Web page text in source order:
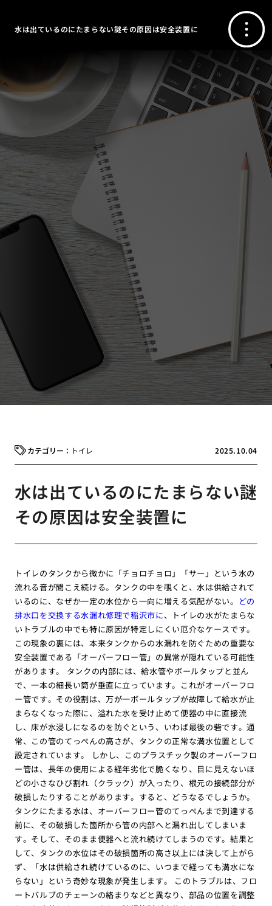
水は出ているのにたまらない謎その原因は安全装置に
2025.10.04
トイレ
水は出ているのにたまらない謎
その原因は安全装置に
トイレのタンクから微かに「チョロチョロ」「サー」という水の
流れる音が聞こえ続ける。タンクの中を覗くと、水は供給されて
いるのに、なぜか一定の水位から一向に増える気配がない。 どの
排水口を交換する水漏れ修理で稲沢市に、トイレの水がたまらな
いトラブルの中でも特に原因が特定しにくい厄介なケースです。
この現象の裏には、本来タンクからの水漏れを防ぐための重要な
安全装置である「オーバーフロー管」の異常が隠れている可能性
があります。 タンクの内部には、給水管やボールタップと並ん
で、一本の細長い筒が垂直に立っています。これがオーバーフロ
ー管です。その役割は、万が一ボールタップが故障して給水が止
まらなくなった際に、溢れた水を受け止めて便器の中に直接流
し、床が水浸しになるのを防ぐという、いわば最後の砦です。通
常、この管のてっぺんの高さが、タンクの正常な満水位置として
設定されています。 しかし、このプラスチック製のオーバーフロ
ー管は、長年の使用による経年劣化で脆くなり、目に見えないほ
どの小さなひび割れ（クラック）が入ったり、根元の接続部分が
破損したりすることがあります。すると、どうなるでしょうか。
タンクにたまる水は、オーバーフロー管のてっぺんまで到達する
前に、その破損した箇所から管の内部へと漏れ出してしまいま
す。そして、そのまま便器へと流れ続けてしまうのです。結果と
して、タンクの水位はその破損箇所の高さ以上には決して上がら
ず、「水は供給され続けているのに、いつまで経っても満水にな
らない」という奇妙な現象が発生します。 このトラブルは、フロ
ートバルブのチェーンの絡まりなどと異なり、部品の位置を調整